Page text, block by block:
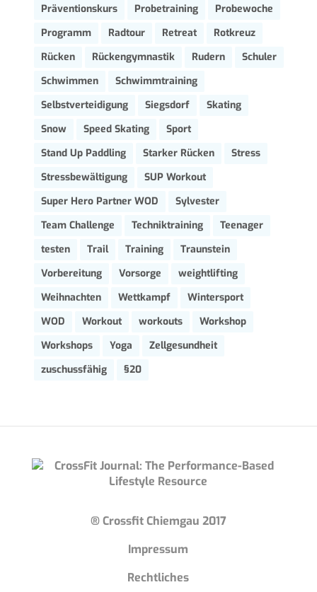
Präventionskurs
Probetraining
Probewoche
Programm
Radtour Retreat
Rotkreuz
Rücken
Rückengymnastik Rudern
Schuler
Schwimmen
Schwimmtraining
Selbstverteidigung
Siegsdorf
Skating
Snow
Speed Skating
Sport
Stand Up Paddling
Starker Rücken
Stress
Stressbewältigung
SUP Workout
Super Hero Partner WOD
Sylvester
Team Challenge
Techniktraining
Teenager
testen
Trail Training
Traunstein
Vorbereitung
Vorsorge
weightlifting
Weihnachten
Wettkampf
Wintersport
WOD
Workout workouts
Workshop
Workshops
Yoga
Zellgesundheit
zuschussfähig
§20
® Crossfit Chiemgau 2017
Impressum
Rechtliches